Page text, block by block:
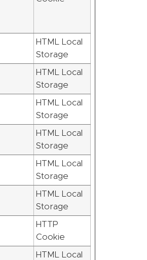
HTML Local
Storage
HTML Local
Storage
HTML Local
Storage
HTML Local
Storage
HTML Local
Storage
HTML Local
Storage
HTTP
Cookie
HTML Local